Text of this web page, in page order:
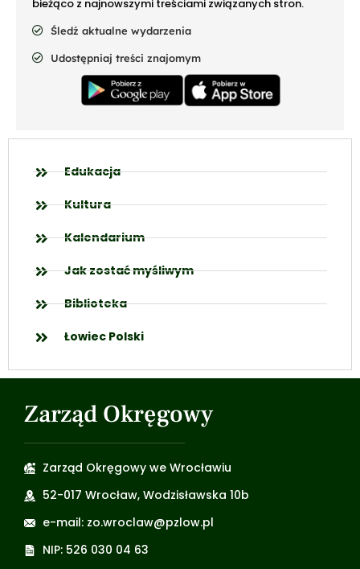
bieżąco z najnowszymi treściami związanych stron.
Śledź aktualne wydarzenia
Udostępniaj treści znajomym
Edukacja
Kultura
Kalendarium
Jak zostać myśliwym
Biblioteka
Łowiec Polski
Zarząd Okręgowy
Zarząd Okręgowy we Wrocławiu
52-017 Wrocław, Wodzisławska 10b
e-mail: zo.wroclaw@pzlow.pl
NIP: 526 030 04 63